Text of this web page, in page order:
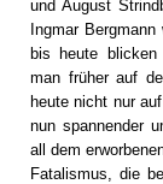
und August
Ingmar
bis heute
man früher auf
heute nicht nur
nun spannender
all dem
Fatalismus, die